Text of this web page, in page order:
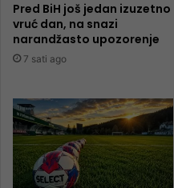
Pred BiH još jedan izuzetno
vruć dan, na snazi
narandžasto upozorenje
7 sati ago